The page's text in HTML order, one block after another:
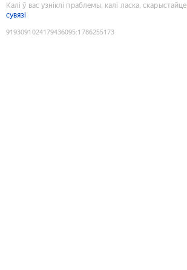
Калі ў вас узніклі праблемы, калі ласка, скарыстайце
сувязі
9193091024179436095:1786255173